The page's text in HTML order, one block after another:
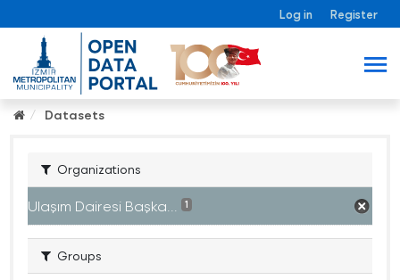
Log in Register
Datasets
Organizations
Ulaşım Dairesi Başka... 1
Groups